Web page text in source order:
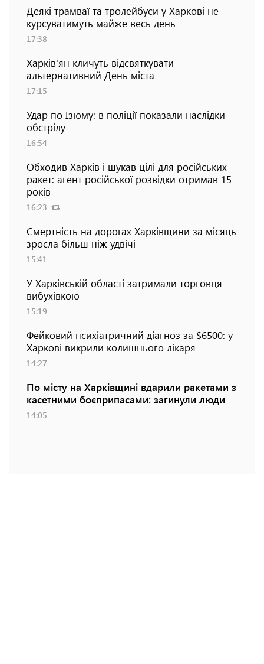
Деякі трамваї та тролейбуси у Харкові не
курсуватимуть майже весь день
17:38
Харків'ян кличуть відсвяткувати
альтернативний День міста
17:15
Удар по Ізюму: в поліції показали наслідки
обстрілу
16:54
Обходив Харків і шукав цілі для російських
ракет: агент російської розвідки отримав 15
років
16:23
Смертність на дорогах Харківщини за місяць
зросла більш ніж удвічі
15:41
У Харківській області затримали торговця
вибухівкою
15:19
Фейковий психіатричний діагноз за $6500: у
Харкові викрили колишнього лікаря
14:27
По місту на Харківщині вдарили ракетами з
касетними боєприпасами: загинули люди
14:05